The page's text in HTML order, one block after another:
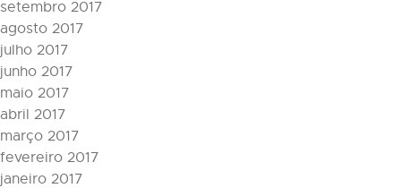
setembro 2017
agosto 2017
julho 2017
junho 2017
maio 2017
abril 2017
março 2017
fevereiro 2017
janeiro 2017